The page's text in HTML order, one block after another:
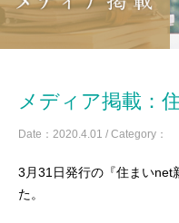
メディア掲載：
Date：2020.4.01 / Category：
3月31日発行の『住まいnet
た。